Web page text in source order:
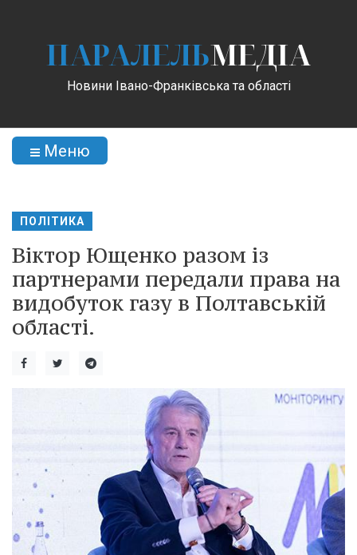
ПАРАЛЕЛЬМЕДІА
Новини Івано-Франківська та області
Меню
ПОЛІТИКА
Віктор Ющенко разом із
партнерами передали права на
видобуток газу в Полтавській
області.